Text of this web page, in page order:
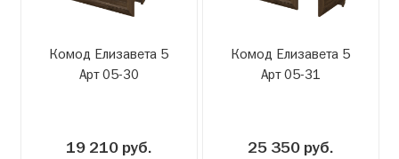
Комод Елизавета 5
Арт 05-30
19 210 руб.
Комод Елизавета 5
Арт 05-31
25 350 руб.